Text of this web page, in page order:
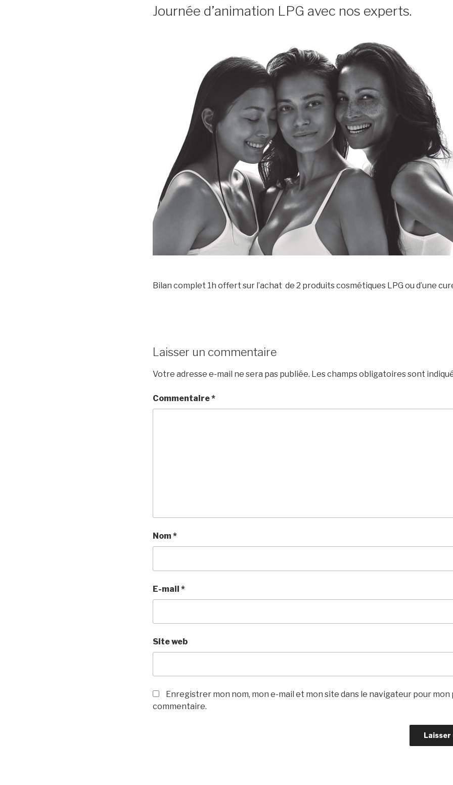
Journée d’animation LPG avec nos experts.
Bilan complet 1h offert sur l’achat de 2 produits cosmétiques LPG ou d’une
Laisser un commentaire
Votre adresse e-mail ne sera pas publiée. Les champs obligatoires sont
Commentaire*
Nom*
E-mail *
Site web
Enregistrer mon nom, mon e-mail et mon site dans le navigateur pour mon
commentaire.